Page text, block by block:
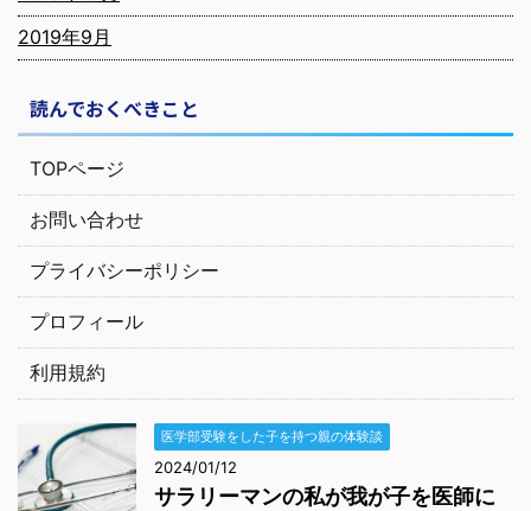
2019年9月
読んでおくべきこと
TOPページ
お問い合わせ
プライバシーポリシー
プロフィール
利用規約
医学部受験をした子を持つ親の体験談
2024/01/12
サラリーマンの私が我が子を医師に